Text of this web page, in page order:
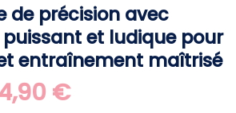
de précision avec
et ludique pour
entraînement maîtrisé
€Le